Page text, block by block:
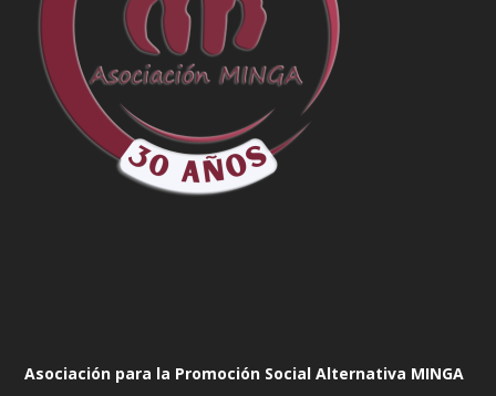
Asociación para la Promoción Social Alternativa MINGA